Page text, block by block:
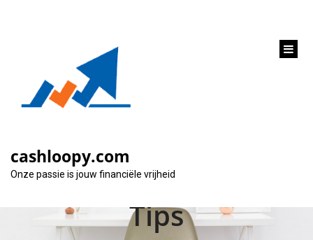
cashloopy.com
Onze passie is jouw financiële vrijheid
Snel Geld Lenen met
Uitkering:
Mogelijkheden en
Tips